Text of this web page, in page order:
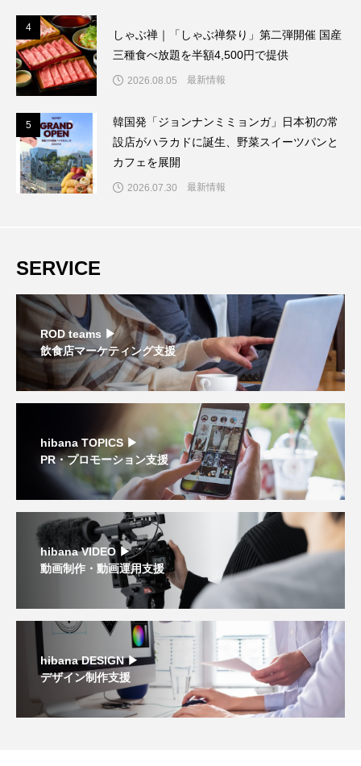
4
しゃぶ禅｜「しゃぶ禅祭り」第二弾開催 国産
三種食べ放題を半額4,500円で提供
2026.08.05 最新情報
5
韓国発「ジョンナンミミョンガ」日本初の常
設店がハラカドに誕生、野菜スイーツパンと
カフェを展開
2026.07.30 最新情報
SERVICE
ROD teams ▶︎
飲食店マーケティング支援
hibana TOPICS ▶︎
PR・プロモーション支援
hibana VIDEO ▶︎
動画制作・動画運用支援
hibana DESIGN ▶︎
デザイン制作支援